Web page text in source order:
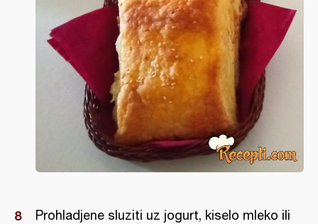
Prohladjene sluziti uz jogurt, kiselo mleko ili